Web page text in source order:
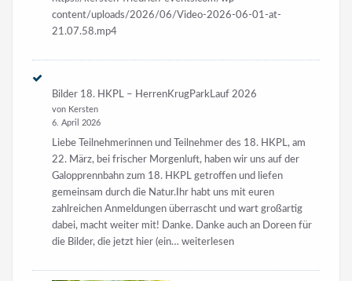
content/uploads/2026/06/Video-2026-06-01-at-
21.07.58.mp4
Bilder 18. HKPL – HerrenKrugParkLauf 2026
von Kersten
6. April 2026
Liebe Teilnehmerinnen und Teilnehmer des 18. HKPL, am
22. März, bei frischer Morgenluft, haben wir uns auf der
Galopprennbahn zum 18. HKPL getroffen und liefen
gemeinsam durch die Natur.Ihr habt uns mit euren
zahlreichen Anmeldungen überrascht und wart großartig
dabei, macht weiter mit! Danke. Danke auch an Doreen für
die Bilder, die jetzt hier (ein… Bilder
HKPL
weiterlesen